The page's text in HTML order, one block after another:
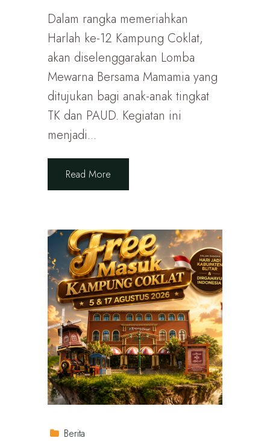
Dalam rangka memeriahkan
Harlah ke-12 Kampung Coklat,
akan diselenggarakan Lomba
Mewarna Bersama Mamamia yang
ditujukan bagi anak-anak tingkat
TK dan PAUD. Kegiatan ini
menjadi...
Read More
Berita